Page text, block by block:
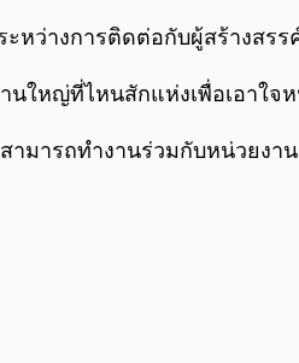
ะหว่างการติดต่อกับผู้สร้างสร
นใหญ่ที่ไหนสักแห่งเพื่อเอาใจ
ามารถทำงานร่วมกับหน่วยงา